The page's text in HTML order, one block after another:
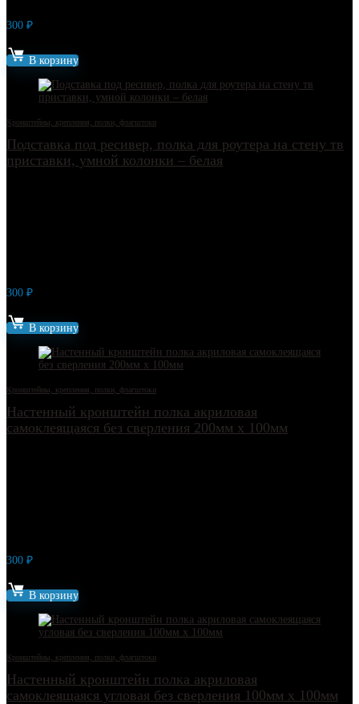
300 ₽
В корзину
Кронштейны, крепления, полки, флагштоки
Подставка под ресивер, полка для роутера на стену тв
приставки, умной колонки – белая
300 ₽
В корзину
Кронштейны, крепления, полки, флагштоки
Настенный кронштейн полка акриловая
самоклеящаяся без сверления 200мм х 100мм
300 ₽
В корзину
Кронштейны, крепления, полки, флагштоки
Настенный кронштейн полка акриловая
самоклеящаяся угловая без сверления 100мм х 100мм